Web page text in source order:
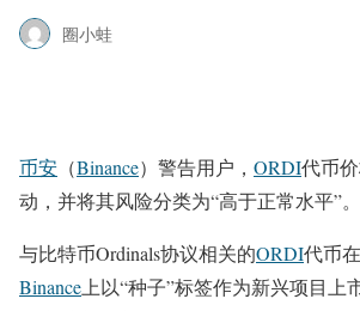
圈小蛙
币安 （Binance）警告用户， ORDI代币
动，并将其风险分类为“高于正常水平”。
与比特币Ordinals协议相关的ORDI代币
Binance 上以“种子”标签作为新兴项目上